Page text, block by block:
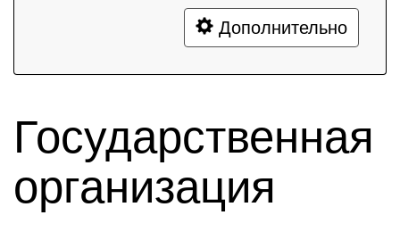
Дополнительно
Государственная
организация